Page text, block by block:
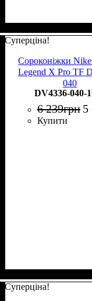
Суперціна!
Сороконіжки
Legend X Pro TF
040
DV4336-040-
6 239грн 5
Купити
Суперціна!